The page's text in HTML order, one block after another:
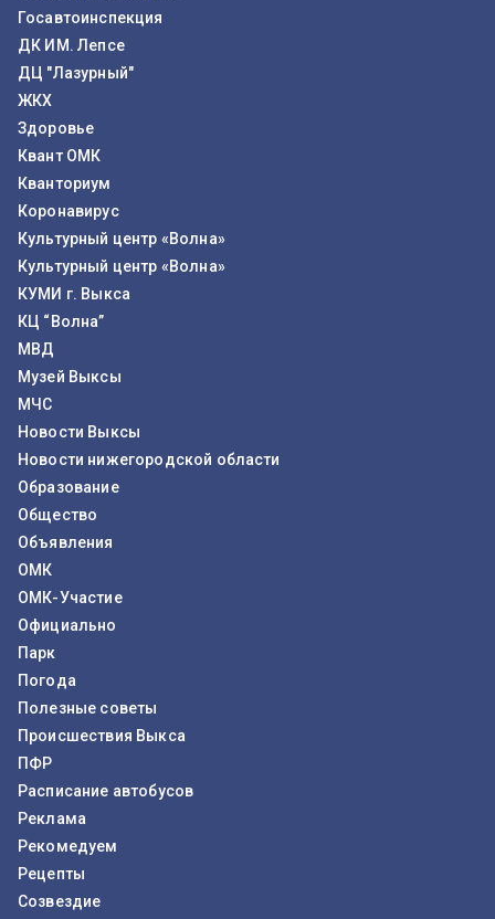
Госавтоинспекция
ДК ИМ. Лепсе
ДЦ "Лазурный"
ЖКХ
Здоровье
Квант ОМК
Кванториум
Коронавирус
Культурный центр «Волна»
Культурный центр «Волна»
КУМИ г. Выкса
КЦ “Волна”
МВД
Музей Выксы
МЧС
Новости Выксы
Новости нижегородской области
Образование
Общество
Объявления
ОМК
ОМК-Участие
Официально
Парк
Погода
Полезные советы
Происшествия Выкса
ПФР
Расписание автобусов
Реклама
Рекомедуем
Рецепты
Созвездие